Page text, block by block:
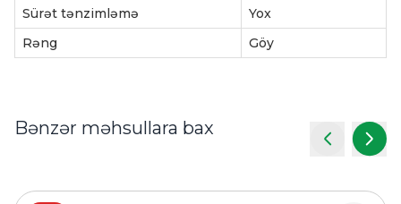
Sürət tənzimləmə
Yox
Rəng
Göy
Bənzər məhsullara bax